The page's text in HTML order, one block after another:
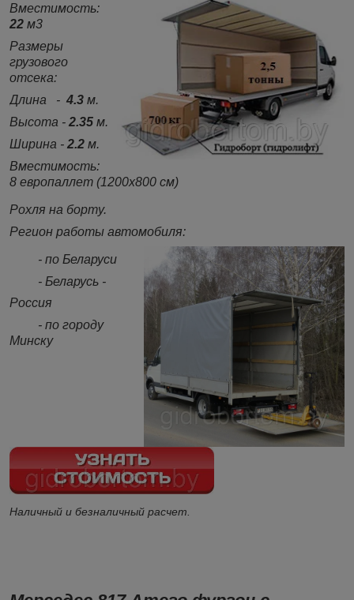
Вместимость:
22 м3
Размеры
грузового
отсека:
Длина - 4.3 м.
Высота - 2.35 м.
Ширина - 2.2 м.
Вместимость:
8 европаллет (1200х800 см)
Рохля на борту.
Регион работы автомобиля:
- по Беларуси
- Беларусь -
Россия
- по городу
Минску
Наличный и безналичный расчет.